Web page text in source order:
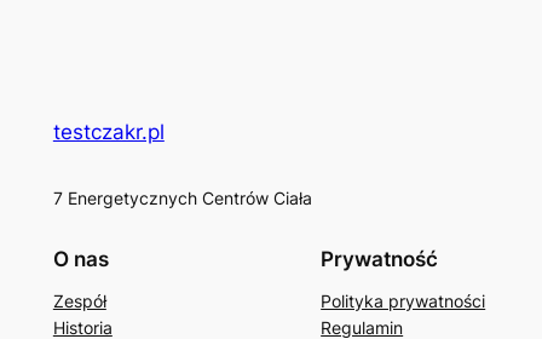
testczakr.pl
7 Energetycznych Centrów Ciała
O nas
Zespół
Historia
Prywatność
Polityka prywatności
Regulamin